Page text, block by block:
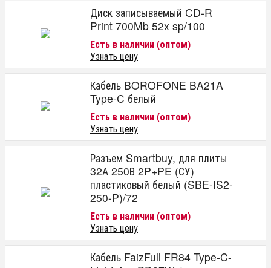
Диск записываемый CD-R
Print 700Mb 52x sp/100
Есть в наличии (оптом)
Узнать цену
Кабель BOROFONE BA21A
Type-C белый
Есть в наличии (оптом)
Узнать цену
Разъем Smartbuy, для плиты
32А 250В 2P+PE (СУ)
пластиковый белый (SBE-IS2-
250-P)/72
Есть в наличии (оптом)
Узнать цену
Кабель FaizFull FR84 Type-C-